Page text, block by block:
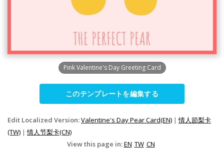
Pink Valentine's Day Greeting Card
このテンプレートを編集する
Edit Localized Version:Valentine's Day Pear Card(EN) |情人節梨卡
(TW) |情人节梨卡(CN)
View this page in:EN TW CN